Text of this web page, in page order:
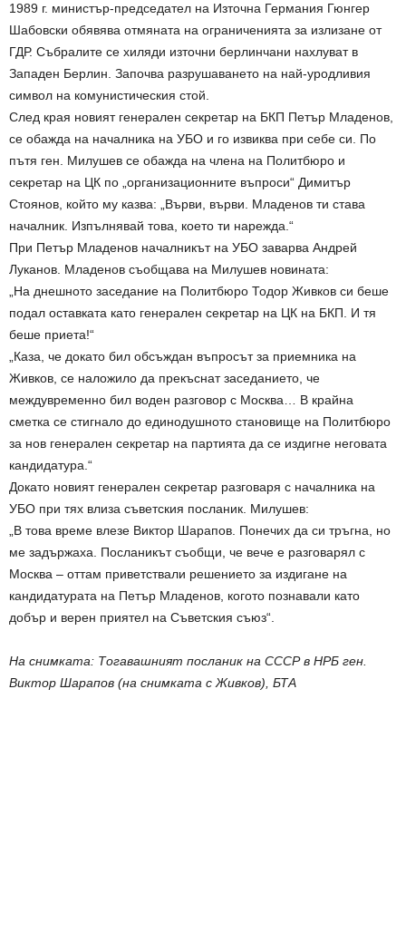
1989 г. министър-председател на Източна Германия Гюнгер
Шабовски обявява отмяната на ограниченията за излизане от
ГДР. Събралите се хиляди източни берлинчани нахлуват в
Западен Берлин. Започва разрушаването на най-уродливия
символ на комунистическия стой.
След края новият генерален секретар на БКП Петър Младенов,
се обажда на началника на УБО и го извиква при себе си. По
пътя ген. Милушев се обажда на члена на Политбюро и
секретар на ЦК по „организационните въпроси“ Димитър
Стоянов, който му казва: „Върви, върви. Младенов ти става
началник. Изпълнявай това, което ти нарежда.“
При Петър Младенов началникът на УБО заварва Андрей
Луканов. Младенов съобщава на Милушев новината:
„На днешното заседание на Политбюро Тодор Живков си беше
подал оставката като генерален секретар на ЦК на БКП. И тя
беше приета!“
„Каза, че докато бил обсъждан въпросът за приемника на
Живков, се наложило да прекъснат заседанието, че
междувременно бил воден разговор с Москва… В крайна
сметка се стигнало до единодушното становище на Политбюро
за нов генерален секретар на партията да се издигне неговата
кандидатура.“
Докато новият генерален секретар разговаря с началника на
УБО при тях влиза съветския посланик. Милушев:
„В това време влезе Виктор Шарапов. Понечих да си тръгна, но
ме задържаха. Посланикът съобщи, че вече е разговарял с
Москва – оттам приветствали решението за издигане на
кандидатурата на Петър Младенов, когото познавали като
добър и верен приятел на Съветския съюз“.
На снимката: Тогавашният посланик на СССР в НРБ ген.
Виктор Шарапов (на снимката с Живков), БТА